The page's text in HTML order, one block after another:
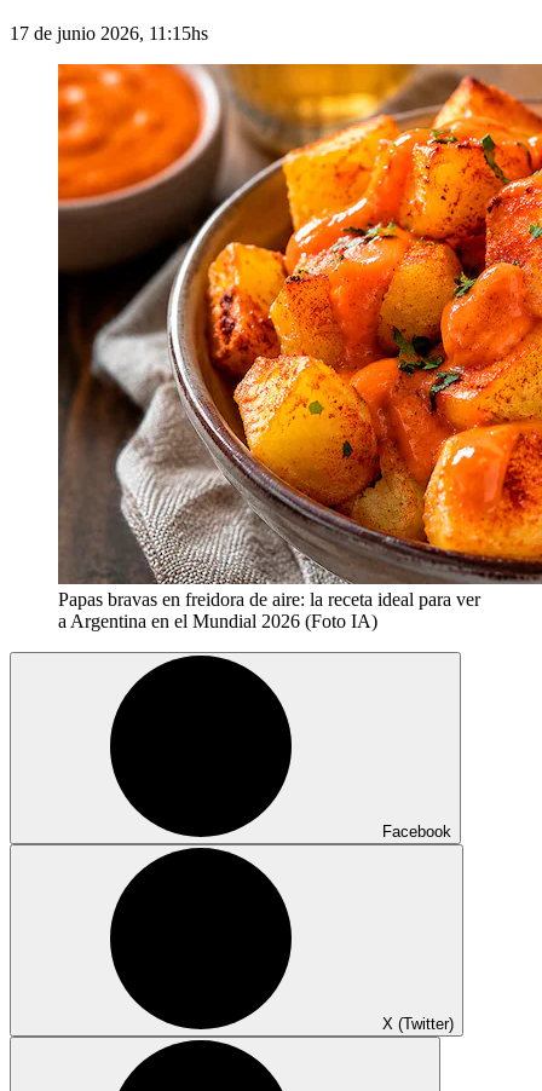
17 de junio 2026, 11:15hs
Papas bravas en freidora de aire: la receta ideal para ver
a Argentina en el Mundial 2026 (Foto IA)
Facebook
X (Twitter)